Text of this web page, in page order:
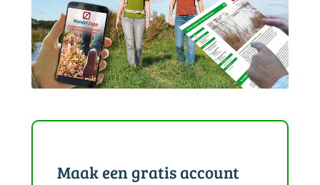
Maak een gratis account